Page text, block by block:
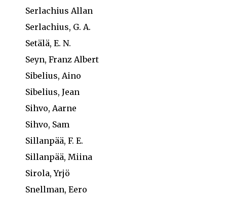
Serlachius Allan
Serlachius, G. A.
Setälä, E. N.
Seyn, Franz Albert
Sibelius, Aino
Sibelius, Jean
Sihvo, Aarne
Sihvo, Sam
Sillanpää, F. E.
Sillanpää, Miina
Sirola, Yrjö
Snellman, Eero